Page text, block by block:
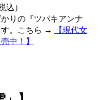
込）
りの『ツバキアンナ
す。こちら →
【現代女
中！】